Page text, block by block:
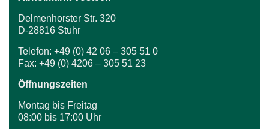
Delmenhorster Str. 320
D-28816 Stuhr
Telefon: +49 (0) 42 06 – 305 51 0
Fax: +49 (0) 4206 – 305 51 23
Öffnungszeiten
Montag bis Freitag
08:00 bis 17:00 Uhr